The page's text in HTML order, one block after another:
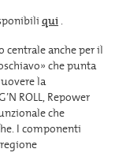
qui .
anche per il
che punta
la
ROLL, Repower
che
I componenti